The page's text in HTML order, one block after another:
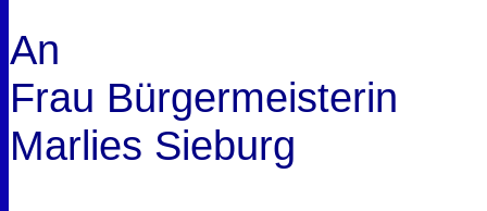
An
Frau Bürgermeisterin
Marlies Sieburg